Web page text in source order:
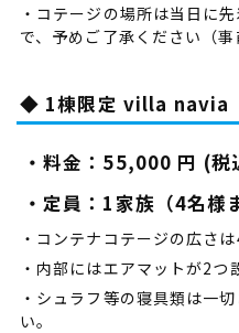
・コテージの場所は当日に
で、予めご了承ください（
◆ 1棟限定 villa navia
・料金：55,000 円 (税
・定員：1家族（4名様
・コンテナコテージの広さ
・内部にはエアマットが2つ
・シュラフ等の寝具類は一
い。